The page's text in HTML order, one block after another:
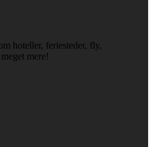
hoteller, feriesteder, fly,
mere!